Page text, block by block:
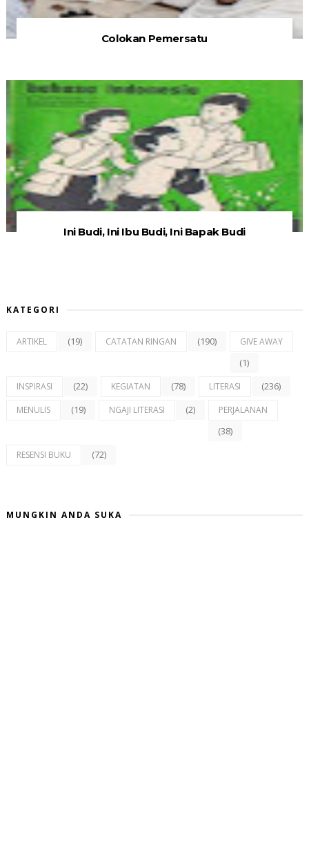
Colokan Pemersatu
Ini Budi, Ini Ibu Budi, Ini Bapak Budi
KATEGORI
ARTIKEL (19) CATATAN RINGAN (190) GIVE AWAY
(1)
INSPIRASI (22) KEGIATAN (78) LITERASI (236)
MENULIS (19) NGAJI LITERASI (2) PERJALANAN
(38)
RESENSI BUKU (72)
MUNGKIN ANDA SUKA